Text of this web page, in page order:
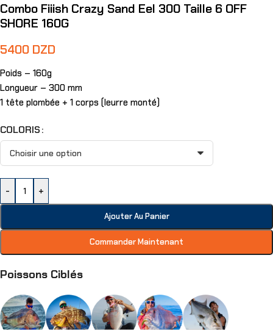
Combo Fiiish Crazy Sand Eel 300 Taille 6 OFF
SHORE 160G
5400 DZD
Poids – 160g
Longueur – 300 mm
1 tête plombée + 1 corps (leurre monté)
COLORIS
- +
Ajouter Au Panier
Commander Maintenant
Poissons Ciblés